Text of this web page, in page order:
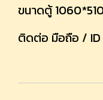
ขนาดตู้
ติดต่อ มือถือ / ID